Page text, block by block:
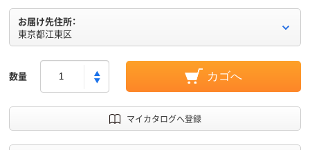
お届け先住所：
東京都江東区
数量 カゴへ
マイカタログへ登録